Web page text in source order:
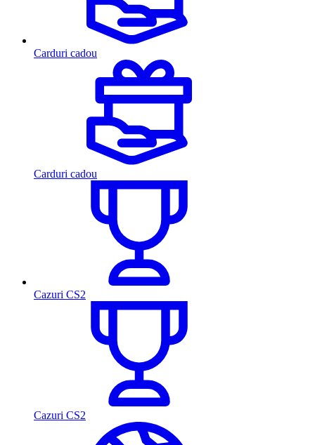
Carduri cadou
Carduri cadou
Cazuri CS2
Cazuri CS2